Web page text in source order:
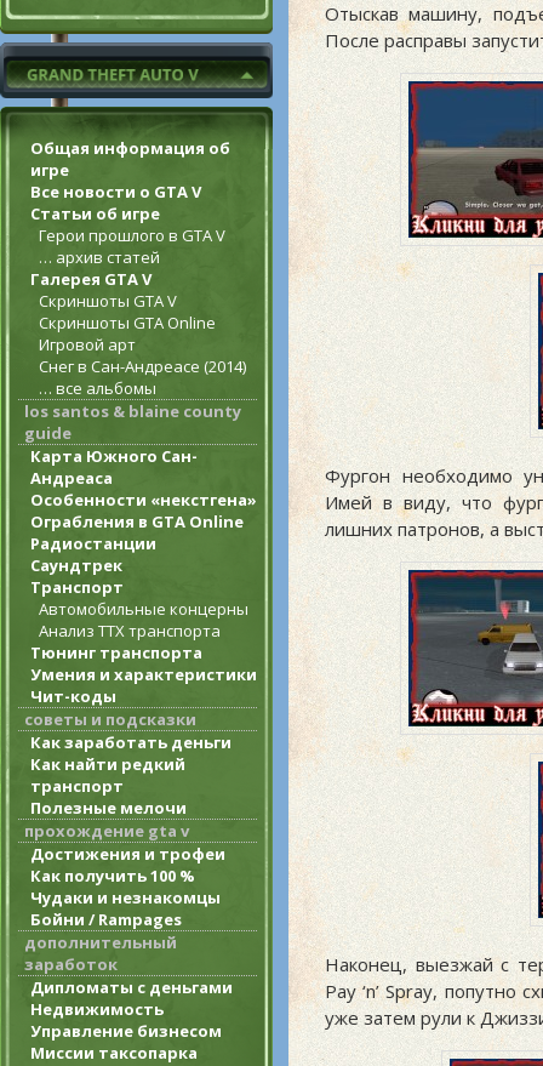
Общая информация об
игре
Все новости о GTA V
Статьи об игре
Герои прошлого в GTA V
… архив статей
Галерея GTA V
Скриншоты GTA V
Скриншоты GTA Online
Игровой арт
Снег в Сан-Андреасе (2014)
… все альбомы
los santos & blaine county
guide
Карта Южного Сан-
Андреаса
Особенности «некстгена»
Ограбления в GTA Online
Радиостанции
Саундтрек
Транспорт
Автомобильные концерны
Анализ ТТХ транспорта
Тюнинг транспорта
Умения и характеристики
Чит-коды
советы и подсказки
Как заработать деньги
Как найти редкий
транспорт
Полезные мелочи
прохождение gta v
Достижения и трофеи
Как получить 100 %
Чудаки и незнакомцы
Бойни / Rampages
дополнительный
заработок
Дипломаты с деньгами
Недвижимость
Управление бизнесом
Миссии таксопарка
Отыскав машину,
После расправы
Фургон необходимо
Имей в виду, что
лишних патронов, а
Наконец, выезжай с
Pay ‘n’ Spray, попутно
уже затем рули к